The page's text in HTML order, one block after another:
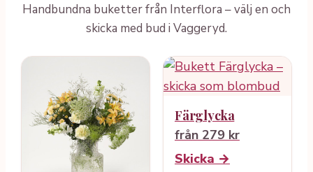
Handbundna buketter från Interflora – välj en och
skicka med bud i Vaggeryd.
Färglycka
från 279 kr
Skicka →